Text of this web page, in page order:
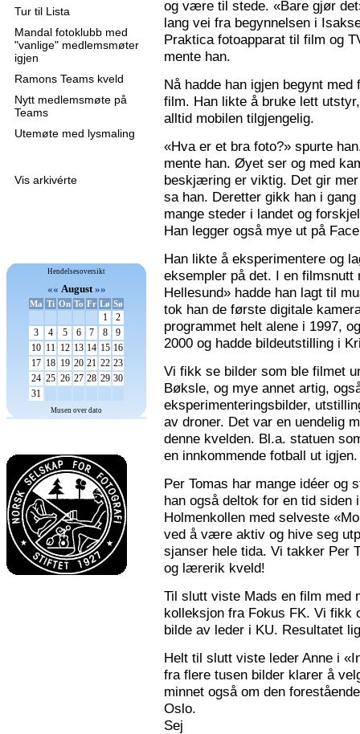
Tur til Lista
Mandal fotoklubb med
"vanlige" medlemsmøter
igjen
Ramons Teams kveld
Nytt medlemsmøte på
Teams
Utemøte med lysmaling
Vis arkivérte
Hendelsesoversikt
«« August»»
Ma Ti On To Fr Lø Sø
1
2
3
4 5 6 7 8
9
10 11 12 13 14 15 16
17 18 19 20 21 22 23
24 25 26 27 28 29 30
31
Musen over dato
og være til stede. «Bare gjør
lang vei fra begynnelsen i
Praktica fotoapparat til film og
mente han.
Nå hadde han igjen begynt
film. Han likte å bruke lett
alltid mobilen tilgjengelig.
«Hva er et bra foto?» spurte
mente han. Øyet ser og med
beskjæring er viktig. Det gir
sa han. Deretter gikk han i
mange steder i landet og
Han legger også mye ut på
Han likte å eksperimentere og
eksempler på det. I en filmsnutt
Hellesund» hadde han lagt til
tok han de første digitale
programmet helt alene i 1997,
2000 og hadde bildeutstilling i
Vi fikk se bilder som ble filmet
Bøksle, og mye annet artig,
eksperimenteringsbilder,
av droner. Det var en uendelig
denne kvelden. Bl.a. statuen
en innkommende fotball ut igjen.
Per Tomas har mange idéer og
han også deltok for en tid siden
Holmenkollen med selveste
ved å være aktiv og hive seg
sjanser hele tida. Vi takker Per
og lærerik kveld!
Til slutt viste Mads en film med
kolleksjon fra Fokus FK. Vi fikk
bilde av leder i KU. Resultatet
Helt til slutt viste leder Anne i
fra flere tusen bilder klarer å
minnet også om den
Oslo.
Sej